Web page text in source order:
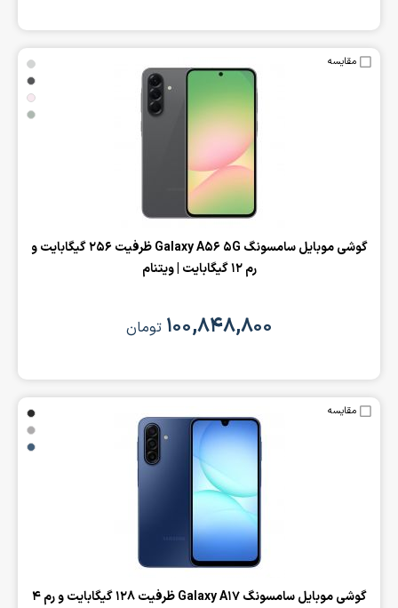
مقایسه
‌گوشی موبایل سامسونگ Galaxy A56 5G ظرفیت 256 گیگابایت و
رم 12 گیگابایت | ویتنام
۱۰۰,۸۴۸,۸۰۰ تومان
مقایسه
‌گوشی موبایل سامسونگ Galaxy A17 ظرفیت 128 گیگابایت و رم 4